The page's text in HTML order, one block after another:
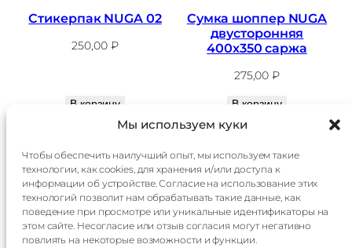
Мы используем куки
Чтобы обеспечить наилучший опыт, мы используем такие
технологии, как cookies, для хранения и/или доступа к
информации об устройстве. Согласие на использование этих
технологий позволит нам обрабатывать такие данные, как
поведение при просмотре или уникальные идентификаторы на
этом сайте. Несогласие или отзыв согласия могут негативно
повлиять на некоторые возможности и функции.
Стикерпак NUGA 02
250,00 ₽
В корзину
Сумка шоппер NUGA
двусторонняя
400х350 саржа
275,00₽
В корзину
Главная
Каталог
О
компании
Доставка
Оплата
Контакты
Контакты: